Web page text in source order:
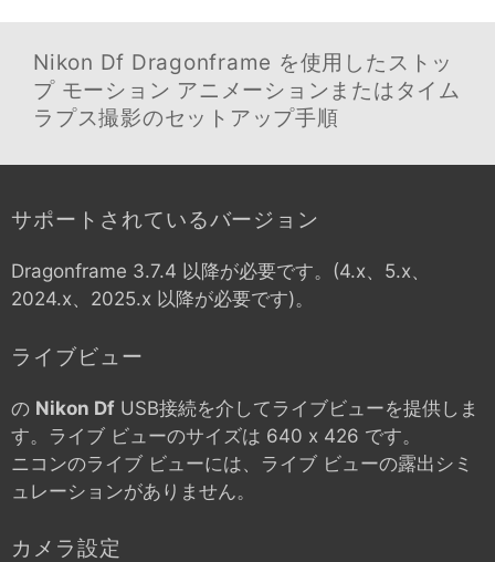
Nikon Df Dragonframe を使用したストッ
プ モーション アニメーションまたはタイム
ラプス撮影のセットアップ手順
サポートされているバージョン
Dragonframe 3.7.4 以降が必要です。(4.x、5.x、
2024.x、2025.x 以降が必要です)。
ライブビュー
の Nikon Df USB接続を介してライブビューを提供しま
す。ライブ ビューのサイズは 640 x 426 です。
ニコンのライブ ビューには、ライブ ビューの露出シミ
ュレーションがありません。
カメラ設定